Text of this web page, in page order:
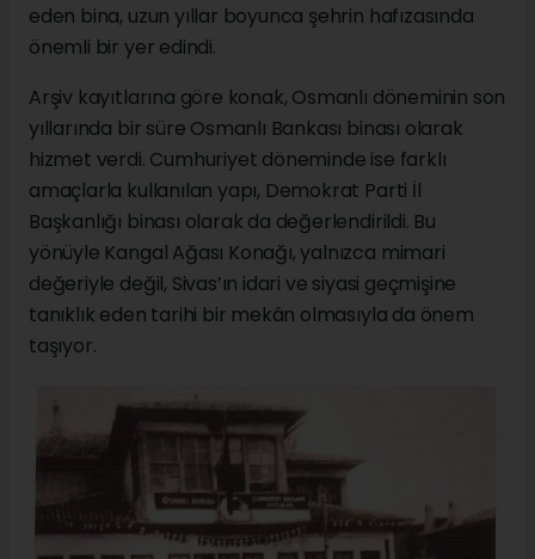
eden bina, uzun yıllar boyunca şehrin hafızasında
önemli bir yer edindi.
Arşiv kayıtlarına göre konak, Osmanlı döneminin son
yıllarında bir süre Osmanlı Bankası binası olarak
hizmet verdi. Cumhuriyet döneminde ise farklı
amaçlarla kullanılan yapı, Demokrat Parti İl
Başkanlığı binası olarak da değerlendirildi. Bu
yönüyle Kangal Ağası Konağı, yalnızca mimari
değeriyle değil, Sivas’ın idari ve siyasi geçmişine
tanıklık eden tarihi bir mekân olmasıyla da önem
taşıyor.